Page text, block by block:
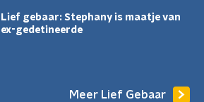
Lief gebaar: Stephany is maatje van
ex-gedetineerde
Meer Lief Gebaar